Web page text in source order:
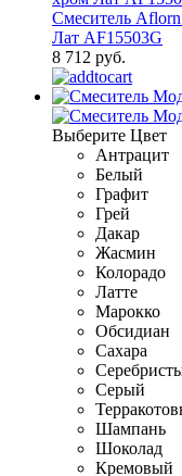
Смеситель
Лат AF15503G
8 712 руб.
Выберите Цвет
Антрацит
Белый
Графит
Грей
Дакар
Жасмин
Колорадо
Латте
Марокко
Обсидиан
Сахара
Серый
Шампань
Шоколад
Кремовый